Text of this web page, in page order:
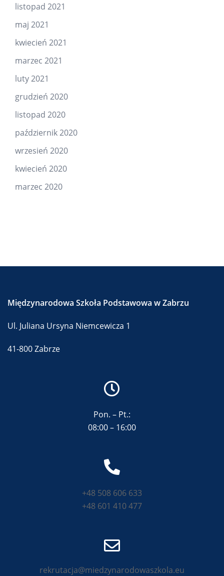
listopad 2021
maj 2021
kwiecień 2021
marzec 2021
luty 2021
grudzień 2020
listopad 2020
październik 2020
wrzesień 2020
kwiecień 2020
marzec 2020
Międzynarodowa Szkoła Podstawowa w Zabrzu
Ul. Juliana Ursyna Niemcewicza 1
41-800 Zabrze
Pon. – Pt.:
08:00 – 16:00
+48 508 606 633
+48 601 410 477
rekrutacja@miedzynarodowaszkola.eu